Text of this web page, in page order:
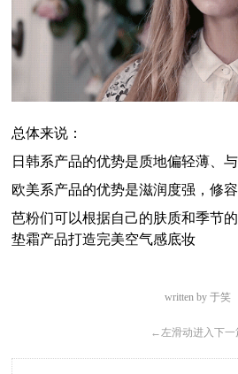
总体来说：
日韩系产品的优势是质地偏轻薄、
欧美系产品的优势是滋润度强，修
芭粉们可以根据自己的肤质和季节
垫霜产品打造完美空气感底妆
written by 于笑
← 左滑动进入下一